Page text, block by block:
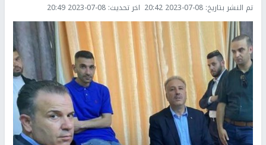
تم النشر بتاريخ: 2023-07-08 20:42 اخر تحديث: 2023-07-08 20:49